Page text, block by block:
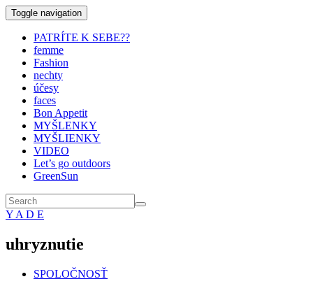
Toggle navigation
PATRÍTE K SEBE??
femme
Fashion
nechty
účesy
faces
Bon Appetit
MYŠLENKY
MYŠLIENKY
VIDEO
Let’s go outdoors
GreenSun
Y A D E
uhryznutie
SPOLOČNOSŤ